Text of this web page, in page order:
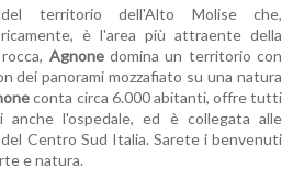
territorio dell'Alto Molise che,
è l'area più attraente della
Agnonedomina un territorio con
dei panorami mozzafiato su una natura
conta circa 6.000 abitanti, offre tutti
anche l'ospedale, ed è collegata alle
Centro Sud Italia. Sarete i benvenuti
e natura.